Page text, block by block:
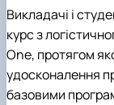
Викладачі і
курс з
One, протягом
удосконалення
базовими